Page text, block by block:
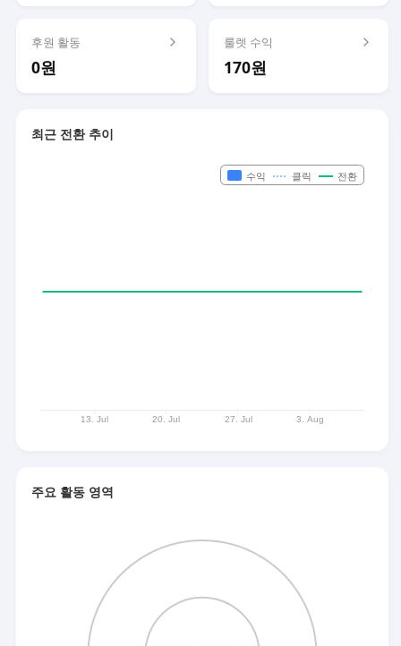
후원 활동
0원
룰렛 수익
170원
최근 전환 추이
주요 활동 영역